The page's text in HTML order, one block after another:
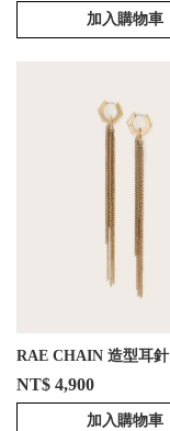
加入購物車
RAE CHAIN 造型耳針
NT$ 4,900
加入購物車